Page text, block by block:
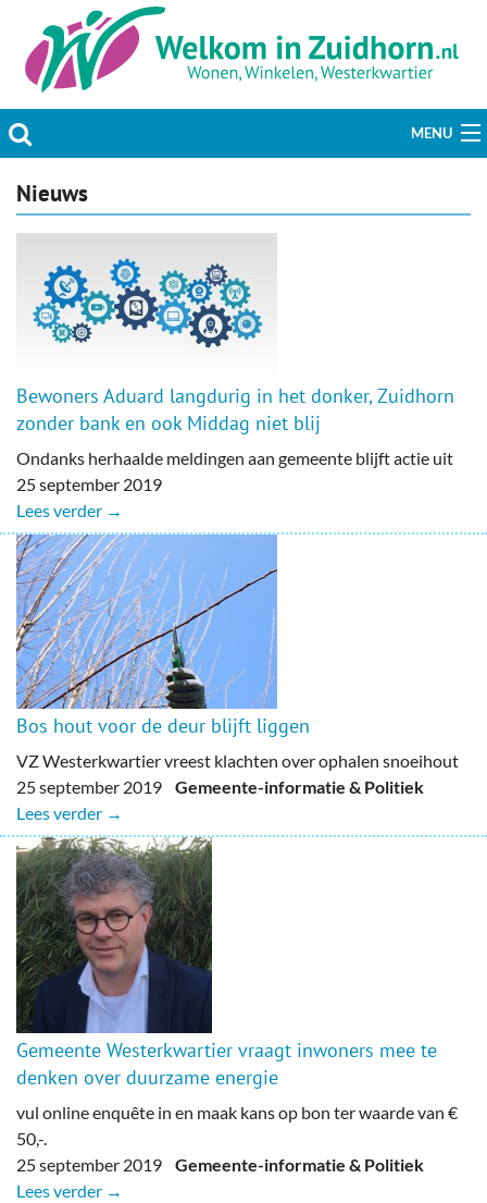
MENU
Actueel
Hobby & Vrije tijd
Welzijn & Maatschappij
Bedrijven
Prikbord & Aanbiedingen
Nieuws
Bewoners Aduard langdurig in het donker, Zuidhorn
zonder bank en ook Middag niet blij
Ondanks herhaalde meldingen aan gemeente blijft actie uit
25 september 2019
Lees verder →
Bos hout voor de deur blijft liggen
VZ Westerkwartier vreest klachten over ophalen snoeihout
25 september 2019 Gemeente-informatie & Politiek
Lees verder →
Gemeente Westerkwartier vraagt inwoners mee te
denken over duurzame energie
vul online enquête in en maak kans op bon ter waarde van €
50,-.
25 september 2019 Gemeente-informatie & Politiek
Lees verder →